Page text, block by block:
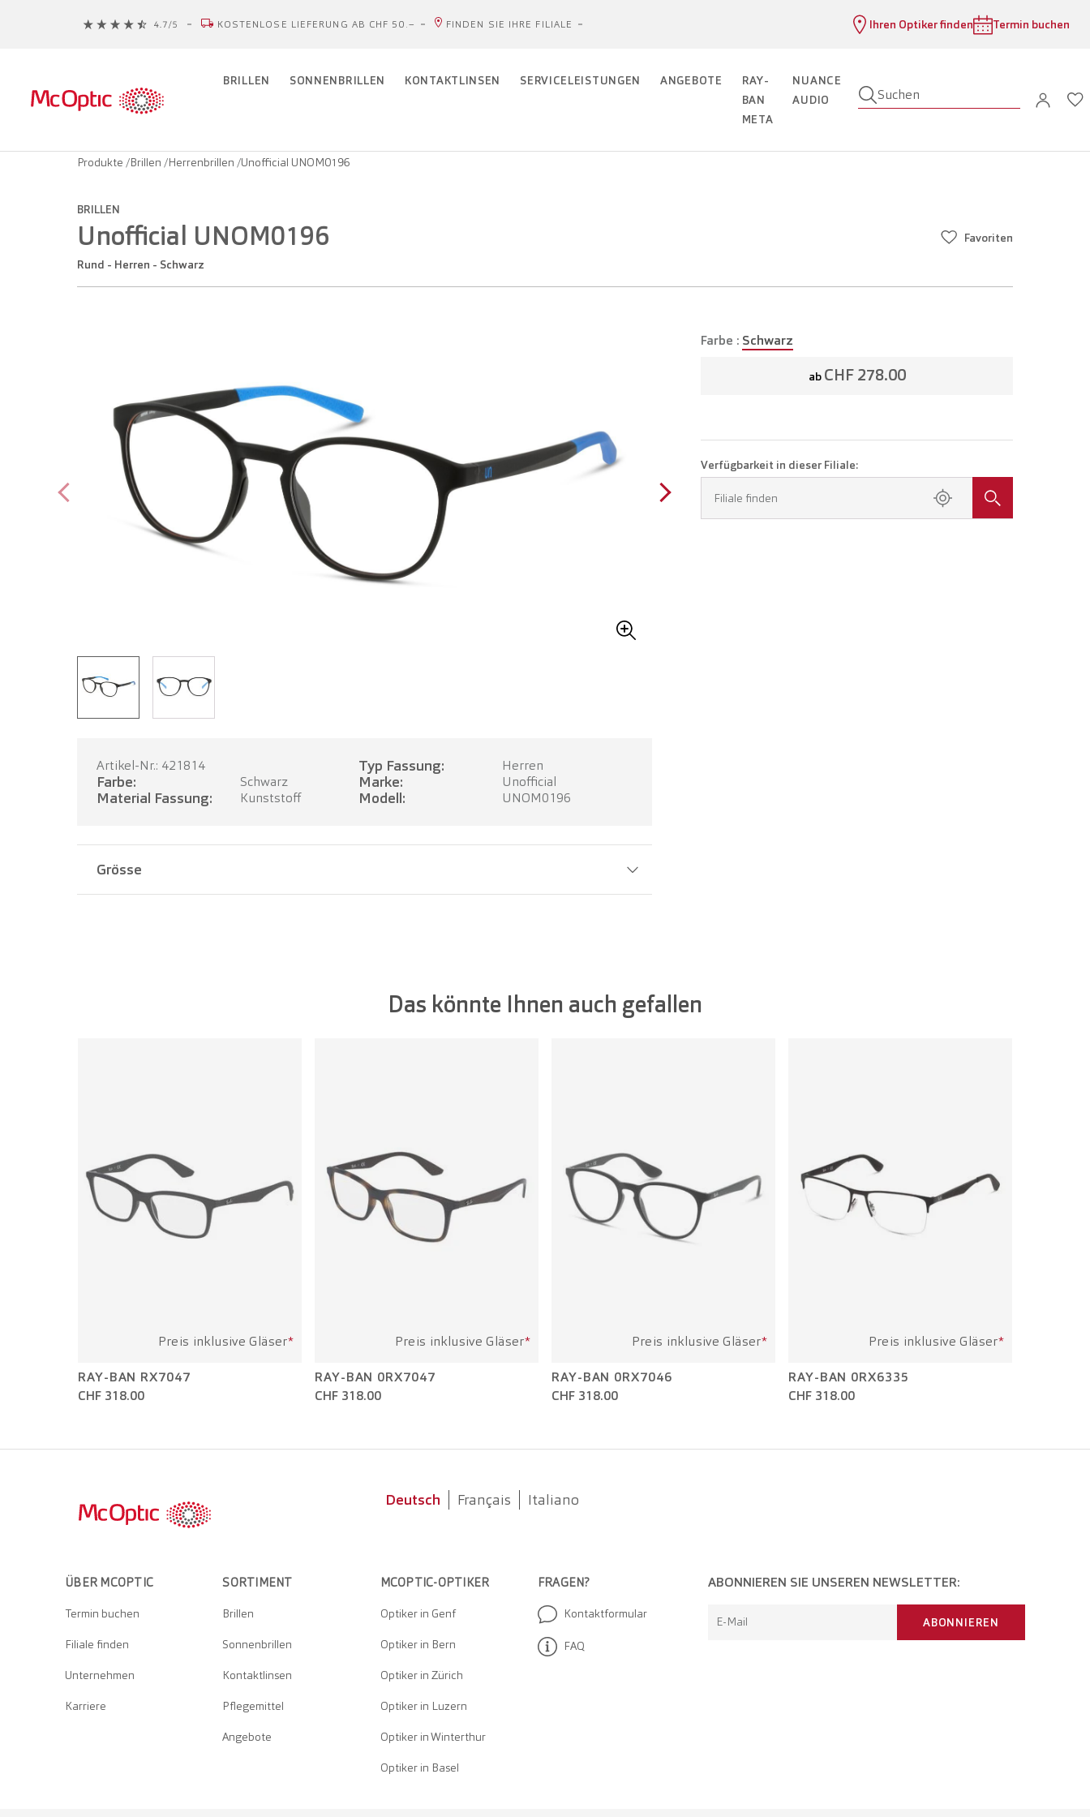
KOSTENLOSE LIEFERUNG AB CHF 50.– FINDEN SIE IHRE FILIALE Ihren Optiker finden Termin buchen
BRILLEN SONNENBRILLEN KONTAKTLINSEN SERVICELEISTUNGEN ANGEBOTE
RAY-
BAN
META
NUANCE
AUDIO
Suchen
Produkte /Brillen /Herrenbrillen /Unofficial UNOM0196
BRILLEN
Unofficial UNOM0196
Rund - Herren - Schwarz
Favoriten
Farbe : Schwarz
ab CHF 278.00
Verfügbarkeit in dieser Filiale:
Filiale finden
Artikel-Nr.: 421814 Typ Fassung: Herren
Farbe: Schwarz Marke: Unofficial
Material Fassung: Kunststoff Modell: UNOM0196
Grösse
Das könnte Ihnen auch gefallen
Preis inklusive Gläser*
RAY-BAN RX7047
CHF 318.00
Preis inklusive Gläser*
RAY-BAN 0RX7047
CHF 318.00
Preis inklusive Gläser*
RAY-BAN 0RX7046
CHF 318.00
Preis inklusive Gläser*
RAY-BAN 0RX6335
CHF 318.00
Deutsch Français Italiano
ÜBER MCOPTIC
Termin buchen
Filiale finden
Unternehmen
Karriere
SORTIMENT
Brillen
Sonnenbrillen
Kontaktlinsen
Pflegemittel
Angebote
MCOPTIC-OPTIKER
Optiker in Genf
Optiker in Bern
Optiker in Zürich
Optiker in Luzern
Optiker in Winterthur
Optiker in Basel
FRAGEN?
Kontaktformular
FAQ
ABONNIEREN SIE UNSEREN NEWSLETTER:
E-Mail ABONNIEREN